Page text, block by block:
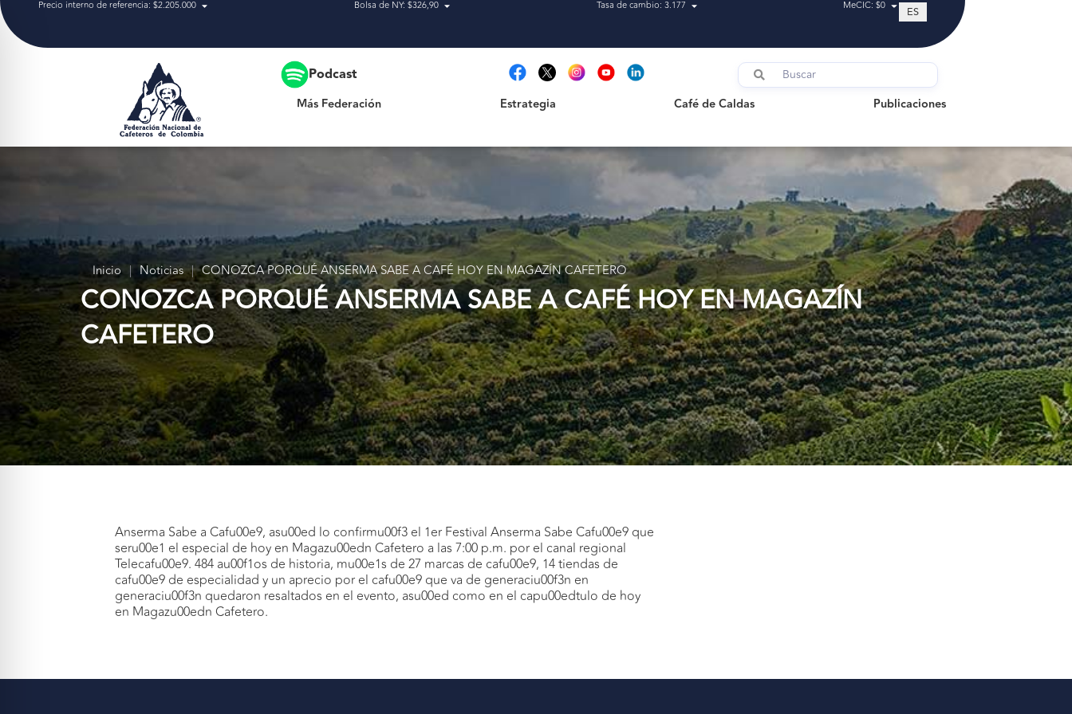
Precio interno de referencia: $2.205.000 Bolsa de NY: $326,90 Tasa de cambio: 3.177 MeCIC: $0 ES
Podcast
Más Federación Estrategia Café de Caldas Publicaciones
Publicaciones
Inicio | Noticias | CONOZCA PORQUÉ ANSERMA SABE A CAFÉ HOY EN MAGAZÍN CAFETERO
CONOZCA PORQUÉ ANSERMA SABE A CAFÉ HOY EN MAGAZÍN
CAFETERO
Anserma Sabe a Cafu00e9, asu00ed lo confirmu00f3 el 1er Festival Anserma Sabe Cafu00e9 que
seru00e1 el especial de hoy en Magazu00edn Cafetero a las 7:00 p.m. por el canal regional
Telecafu00e9. 484 au00f1os de historia, mu00e1s de 27 marcas de cafu00e9, 14 tiendas de
cafu00e9 de especialidad y un aprecio por el cafu00e9 que va de generaciu00f3n en
generaciu00f3n quedaron resaltados en el evento, asu00ed como en el capu00edtulo de hoy
en Magazu00edn Cafetero.